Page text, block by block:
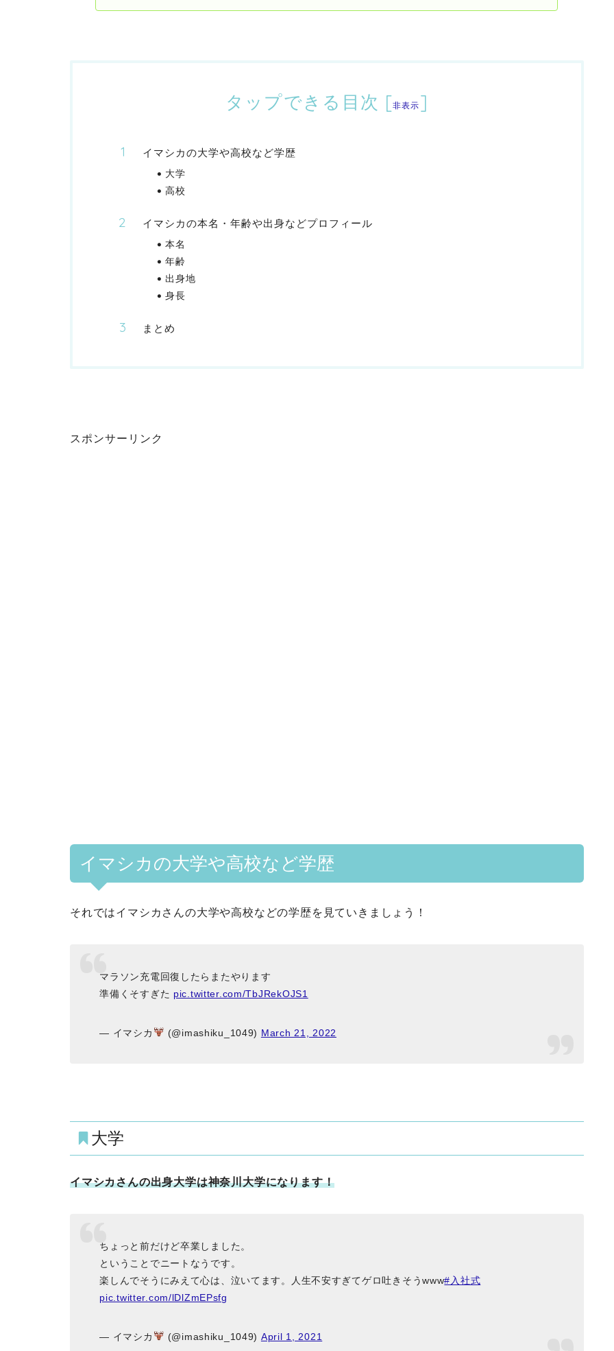
タップできる目次 [非表示 ]
イマシカの大学や高校など学歴
大学
高校
イマシカの本名・年齢や出身などプロフィール
本名
年齢
出身地
身長
まとめ
スポンサーリンク
イマシカの大学や高校など学歴
それではイマシカさんの大学や高校などの学歴を見ていきましょう！
マラソン充電回復したらまたやります
準備くそすぎた pic.twitter.com/TbJRekOJS1
— イマシカ (@imashiku_1049) March 21, 2022
大学
イマシカさんの出身大学は神奈川大学になります！
ちょっと前だけど卒業しました。
ということでニートなうです。
楽しんでそうにみえて心は、泣いてます。人生不安すぎてゲロ吐きそうwww#入社式
pic.twitter.com/lDlZmEPsfg
— イマシカ (@imashiku_1049) April 1, 2021